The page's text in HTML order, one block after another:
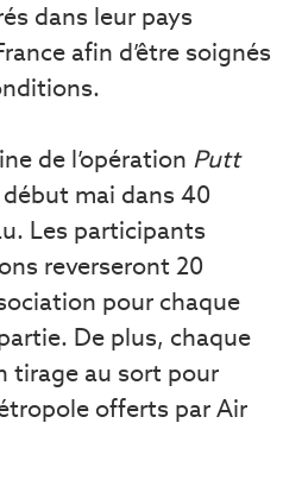
dans leur pays
afin d’être soignés
de l’opération Putt
mai dans 40
Les participants
reverseront 20
pour chaque
De plus, chaque
tirage au sort pour
offerts par Air